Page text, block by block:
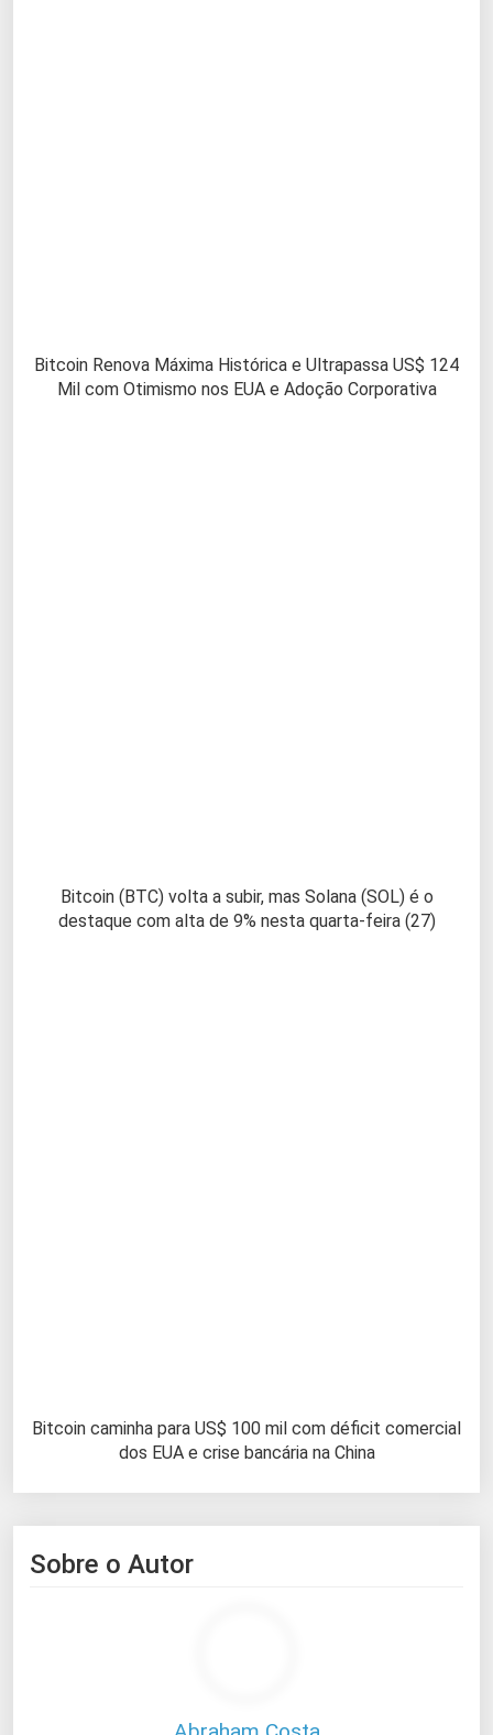
Bitcoin Renova Máxima Histórica e Ultrapassa US$ 124
Mil com Otimismo nos EUA e Adoção Corporativa
Bitcoin (BTC) volta a subir, mas Solana (SOL) é o
destaque com alta de 9% nesta quarta-feira (27)
Bitcoin caminha para US$ 100 mil com déficit comercial
dos EUA e crise bancária na China
Sobre o Autor